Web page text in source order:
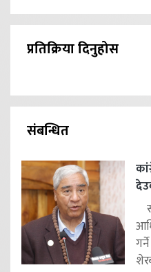
प्रतिक्रिया दिनुहोस
संबन्धित